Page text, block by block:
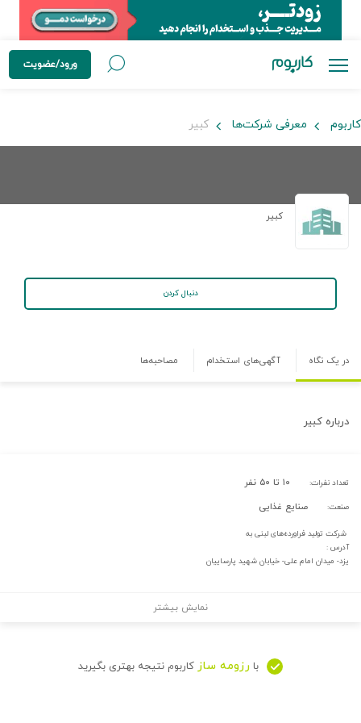
ورود/عضویت
کاربوم معرفی شرکت‌ها کبیر
کبیر
دنبال کردن
در یک نگاه آگهی‌های استخدام مصاحبه‌ها
درباره کبیر
تعداد نفرات: ۱۰ تا ۵۰ نفر
صنعت: صنایع غذایی
شرکت تولید فراورده‌های لبنی به
آدرس :
یزد- میدان امام علی- خیابان شهید ‌پارساییان
نمایش بیشتر
با رزومه ساز کاربوم نتیجه بهتری بگیرید